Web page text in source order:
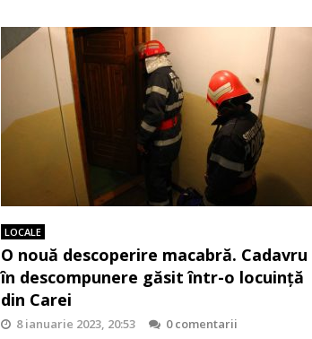
LOCALE
O nouă descoperire macabră. Cadavru
în descompunere găsit într-o locuință
din Carei
8 ianuarie 2023, 20:53
0 comentarii